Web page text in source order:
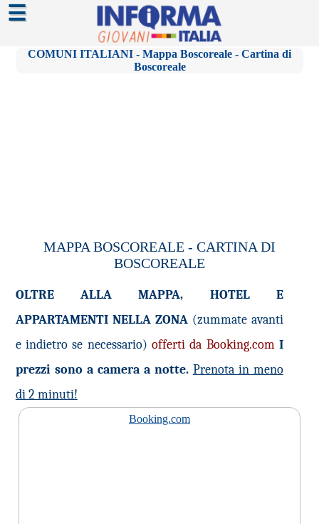
☰
COMUNI ITALIANI - Mappa Boscoreale - Cartina di
Boscoreale
MAPPA BOSCOREALE - CARTINA DI
BOSCOREALE
OLTRE ALLA MAPPA, HOTEL E
APPARTAMENTI NELLA ZONA (zummate avanti
e indietro se necessario) offerti da Booking.comI
prezzi sono a camera a notte. Prenota in meno
di 2 minuti!
Booking.com